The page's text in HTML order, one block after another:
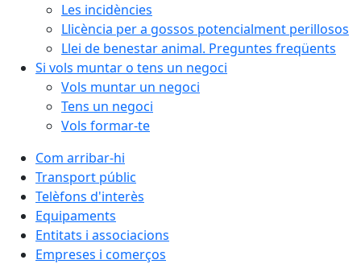
Les incidències
Llicència per a gossos potencialment perillosos
Llei de benestar animal. Preguntes freqüents
Si vols muntar o tens un negoci
Vols muntar un negoci
Tens un negoci
Vols formar-te
Com arribar-hi
Transport públic
Telèfons d'interès
Equipaments
Entitats i associacions
Empreses i comerços